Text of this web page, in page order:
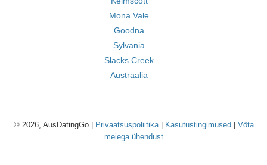
Mona Vale
Goodna
Sylvania
Slacks Creek
Austraalia
© 2026, AusDatingGo | Privaatsuspoliitika| Kasutustingimused
Võta
meiega ühendust